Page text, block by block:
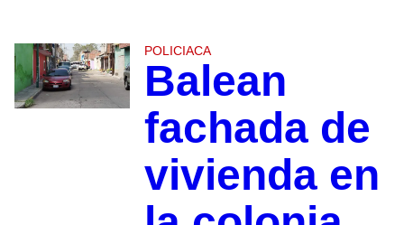
POLICIACA
Balean
fachada de
vivienda en